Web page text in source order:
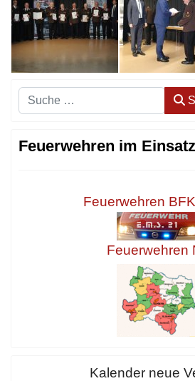
Suchen
Feuerwehren im Einsatz
Feuerwehren
Feuerwehren
Kalender neue